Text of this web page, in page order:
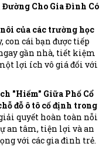
Cho Gia Đình Có
của các trường học
con cái bạn được tiếp
gần nhà, tiết kiệm
lợi ích vô giá đối với
"Hiếm" Giữa Phố Cổ
đỗ ô tô cố định trong
quyết hoàn toàn nỗi
an tâm, tiện lợi và an
với các gia đình trẻ.